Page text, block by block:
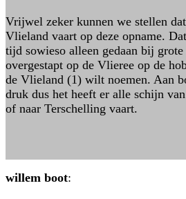
Vrijwel zeker kunnen we stellen
Vlieland vaart op deze opname.
tijd sowieso alleen gedaan bij
overgestapt op de Vlieree op de
de Vlieland (1) wilt noemen. Aan
druk dus het heeft er alle schijn
of naar Terschelling vaart.
willem boot: